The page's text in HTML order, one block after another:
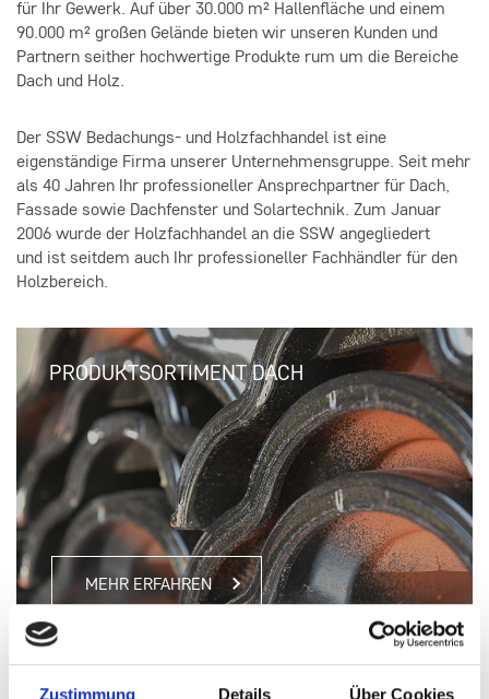
Zustimmung Details Über Cookies
für Ihr Gewerk. Auf über 30.000 m² Hallenfläche und einem
90.000 m² großen Gelände bieten wir unseren Kunden und
Partnern seither hochwertige Produkte rum um die Bereiche
Dach und Holz.
Der SSW Bedachungs- und Holzfachhandel ist eine
eigenständige Firma unserer Unternehmensgruppe. Seit mehr
als 40 Jahren Ihr professioneller Ansprechpartner für Dach,
Fassade sowie Dachfenster und Solartechnik. Zum Januar
2006 wurde der Holzfachhandel an die SSW angegliedert
und ist seitdem auch Ihr professioneller Fachhändler für den
Holzbereich.
PRODUKTSORTIMENT DACH
MEHR ERFAHREN